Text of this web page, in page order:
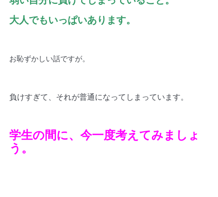
大人でもいっぱいあります。
お恥ずかしい話ですが。
負けすぎて、それが普通になってしまっています。
学生の間に、今一度考えてみましょ
う。